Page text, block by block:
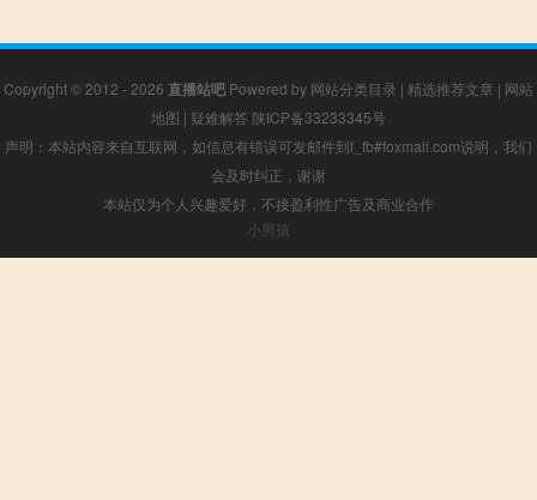
Copyright © 2012 - 2026 直播站吧 Powered by 网站分类目录 | 精选推荐文章 | 网站
地图 | 疑难解答 陕ICP备33233345号
声明：本站内容来自互联网，如信息有错误可发邮件到f_fb#foxmail.com说明，我们
会及时纠正，谢谢
本站仅为个人兴趣爱好，不接盈利性广告及商业合作
小男孩